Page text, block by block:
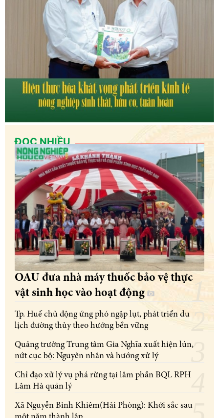
ĐỌC NHIỀU
OAU đưa nhà máy thuốc bảo vệ thực
vật sinh học vào hoạt động
Tp. Huế chủ động ứng phó ngập lụt, phát triển du
lịch đường thủy theo hướng bền vững
Quảng trường Trung tâm Gia Nghĩa xuất hiện lún,
nứt cục bộ: Nguyên nhân và hướng xử lý
Chỉ đạo xử lý vụ phá rừng tại lâm phần BQL RPH
Lâm Hà quản lý
Xã Nguyễn Bỉnh Khiêm(Hải Phòng): Khởi sắc sau